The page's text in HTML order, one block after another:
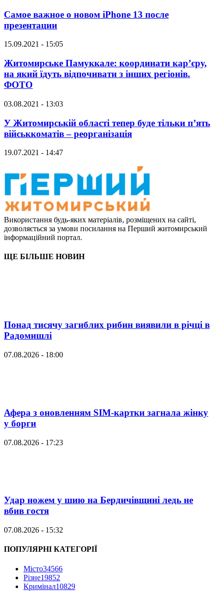
Самое важное о новом iPhone 13 после
презентации
15.09.2021 - 15:05
Житомирське Памуккале: координати кар’єру,
на який їдуть відпочивати з інших регіонів.
ФОТО
03.08.2021 - 13:03
У Житомирській області тепер буде тільки п’ять
військкоматів – реорганізація
19.07.2021 - 14:47
Використання будь-яких матеріалів, розміщених на сайті,
дозволяється за умови посилання на Перший житомирський
інформаційний портал.
ЩЕ БІЛЬШЕ НОВИН
Понад тисячу загиблих рибин виявили в річці в
Радомишлі
07.08.2026 - 18:00
Афера з оновленням SIM-картки загнала жінку
у борги
07.08.2026 - 17:23
Удар ножем у шию на Бердичівщині ледь не
вбив гостя
07.08.2026 - 15:32
ПОПУЛЯРНІ КАТЕГОРІЇ
Місто34566
Різне19852
Кримінал10829